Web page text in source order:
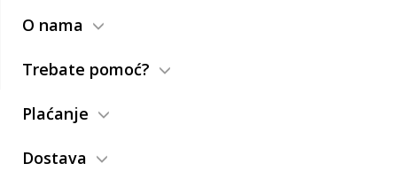
O nama
Trebate pomoć?
Plaćanje
Dostava